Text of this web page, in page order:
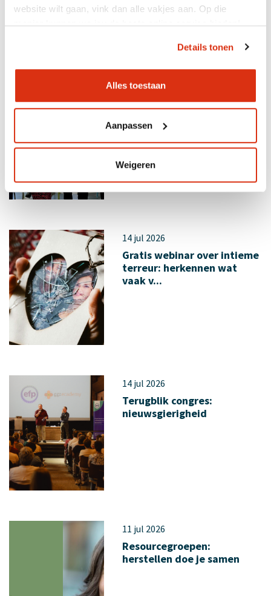
website wilt gaan, vink dan alle vakjes aan. Op die
manier kunnen we jou de beste online service bieden!
Details tonen
Alles toestaan
Aanpassen
Weigeren
28 jul 2026
Gratis webinar: Jeugdhulp
organiseren zonder
wachtlijsten...
14 jul 2026
Gratis webinar over intieme
terreur: herkennen wat
vaak v...
14 jul 2026
Terugblik congres:
nieuwsgierigheid
11 jul 2026
Resourcegroepen:
herstellen doe je samen